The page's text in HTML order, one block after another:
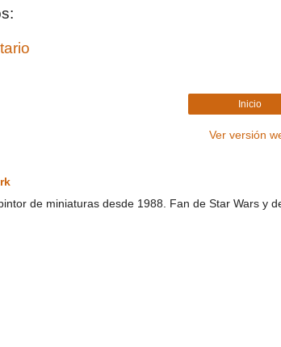
Inicio
Ver versión
de miniaturas desde 1988. Fan de Star Wars y